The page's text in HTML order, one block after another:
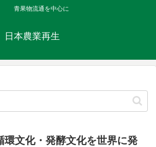
青果物流通を中心に
日本農業再生
環文化・発酵文化を世界に発